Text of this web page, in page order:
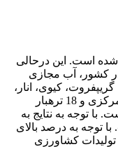
شده است. این درحالی
کشور، آب مجازی
کیوی، انار،
هندوانه، سیب، به، انگور، خیار، گوجه­فرنگی، بادمجان، کدو، پیاز، سیب­زمینی، لوبیاسبز، چغندر، کاهو، کلم، کرفس و سبزیجات و محاسبه هدررفت آب ناشی از آن در سطح میدان تره­بار مرکزی و 18 تره­بار
با توجه به نتایج به
مجازی صادراتی این محصولات است. با توجه به درصد بالای
کشاورزی